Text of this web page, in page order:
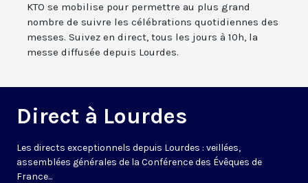
KTO se mobilise pour permettre au plus grand
nombre de suivre les célébrations quotidiennes des
messes. Suivez en direct, tous les jours à 10h, la
messe diffusée depuis Lourdes.
Direct à Lourdes
Les directs exceptionnels depuis Lourdes : veillées,
assemblées générales de la Conférence des Évêques de
France...